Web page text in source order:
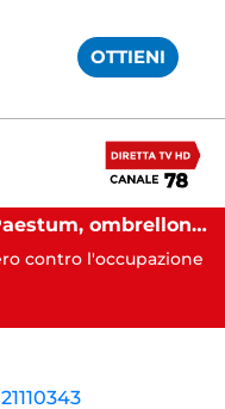
OTTIENI
Capaccio Paestum, ombrellone selvaggio: blitz della Municipale, sgomberate tutte le spiagge libere
contro l'occupazione